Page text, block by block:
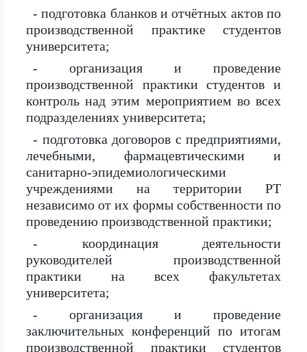
- подготовка бланков и отчётных актов по
производственной практике студентов
университета;
- организация и проведение
производственной практики студентов и
контроль над этим мероприятием во всех
подразделениях университета;
- подготовка договоров с предприятиями,
лечебными, фармацевтическими и
санитарно-эпидемиологическими
учреждениями на территории РТ
независимо от их формы собственности по
проведению производственной практики;
- координация деятельности
руководителей производственной
практики на всех факультетах
университета;
- организация и проведение
заключительных конференций по итогам
производственной практики студентов